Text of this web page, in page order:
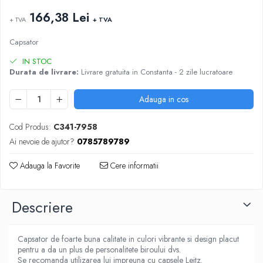
TIPIZATE & HARTII OPERATIONALE
PLICURI PENTRU CORESPONDENTA,
DOCUMENTE & SPECIALE
CUBURI DIN HARTIE & CUBURI NOTES
ACCESORII PENTRU BIROU
CAPSATOARE & DECAPSATOARE
CAPSE & SUPORTURI
TAVITE & SUPORT PENTRU
BANDA ADEZIVA & DISPENCERE
FOARFECI
CUTTERE
MANUSI NITRIL NEPUDRATE
+ TVA 166,38 Lei + TVA
Capsator
IN STOC
Durata de livrare: Livrare gratuita in Constanta - 2 zile lucratoare
Adauga in cos
Cod Produs: C341-7958
Ai nevoie de ajutor? 0785789789
Adauga la Favorite Cere informatii
Descriere
Capsator de foarte buna calitate in culori vibrante si design placut
pentru a da un plus de personalitete biroului dvs.
Se recomanda utilizarea lui impreuna cu capsele Leitz.